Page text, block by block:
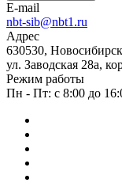
E-mail
nbt-sib@nbt1.ru
Адрес
630530,
ул. Заводская 28а,
Режим работы
Пн - Пт: с 8:00 до